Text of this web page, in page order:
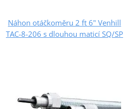
Náhon otáčkoměru 2 ft 6" Venhill
TAC-8-206 s dlouhou maticí SQ/SP